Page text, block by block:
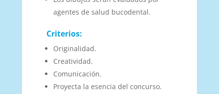
agentes de salud bucodental.
Criterios:
Originalidad.
Creatividad.
Comunicación.
Proyecta la esencia del concurso.